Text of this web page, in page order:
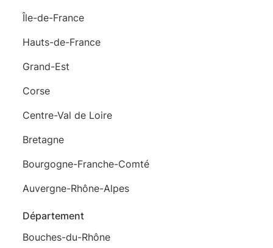
Île-de-France
Hauts-de-France
Grand-Est
Corse
Centre-Val de Loire
Bretagne
Bourgogne-Franche-Comté
Auvergne-Rhône-Alpes
Département
Bouches-du-Rhône